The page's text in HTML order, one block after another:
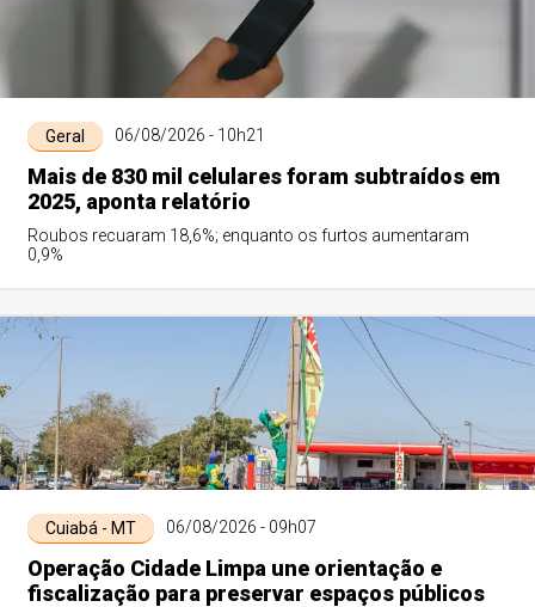
Geral 06/08/2026 - 10h21
Mais de 830 mil celulares foram subtraídos em
2025, aponta relatório
Roubos recuaram 18,6%; enquanto os furtos aumentaram
0,9%
Cuiabá - MT 06/08/2026 - 09h07
Operação Cidade Limpa une orientação e
fiscalização para preservar espaços públicos